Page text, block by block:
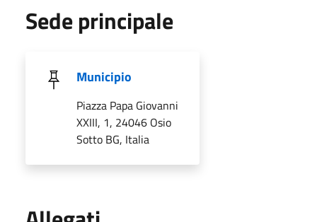
Sede principale
Municipio
Piazza Papa Giovanni
XXIII, 1, 24046 Osio
Sotto BG, Italia